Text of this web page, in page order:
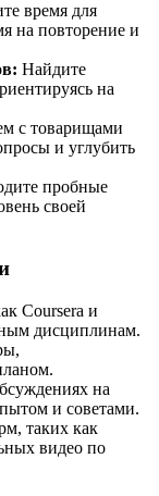
время для
на повторение и
Найдите
на
с товарищами
и углубить
пробные
своей
Coursera и
дисциплинам.
на
и советами.
таких как
видео по